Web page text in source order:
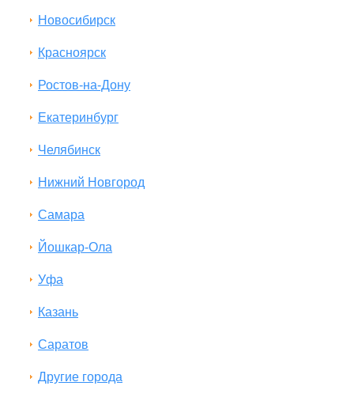
Новосибирск
Красноярск
Ростов-на-Дону
Екатеринбург
Челябинск
Нижний Новгород
Самара
Йошкар-Ола
Уфа
Казань
Саратов
Другие города